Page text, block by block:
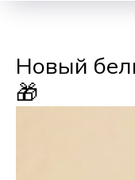
Новый
🎁